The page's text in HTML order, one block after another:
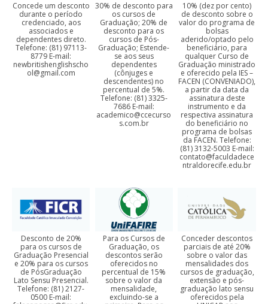
Concede um desconto
durante o período
credenciado, aos
associados e
dependentes direto.
Telefone: (81) 97113-
8779 E-mail:
newbritishenglishscho
ol@gmail.com
30% de desconto para
os cursos de
Graduação; 20% de
desconto para os
cursos de Pós-
Graduação; Estende-
se aos seus
dependentes
(cônjuges e
descendentes) no
percentual de 5%.
Telefone: (81) 3325-
7686 E-mail:
academico@ccecurso
s.com.br
10% (dez por cento)
de desconto sobre o
valor do programa de
bolsas
aderido/optado pelo
beneficiário, para
qualquer Curso de
Graduação ministrado
e oferecido pela IES –
FACEN (CONVENIADO),
a partir da data da
assinatura deste
instrumento e da
respectiva assinatura
do beneficiário no
programa de bolsas
da FACEN. Telefone:
(81) 3132-5003 E-mail:
contato@faculdadece
ntraldorecife.edu.br
Desconto de 20%
para os cursos de
Graduação Presencial
e 20% para os cursos
de PósGraduação
Lato Sensu Presencial.
Telefone: (81) 2127-
0500 E-mail:
Para os Cursos de
Graduação, os
descontos serão
oferecidos no
percentual de 15%
sobre o valor da
mensalidade,
excluindo-se a
Conceder descontos
parciais de até 20%
sobre o valor das
mensalidades dos
cursos de graduação,
extensão e pós-
graduação lato sensu
oferecidos pela